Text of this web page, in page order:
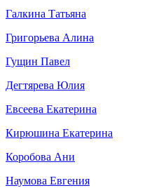
Галкина Татьяна
Григорьева Алина
Гущин Павел
Дегтярева Юлия
Евсеева Екатерина
Кирюшина Екатерина
Коробова Ани
Наумова Евгения